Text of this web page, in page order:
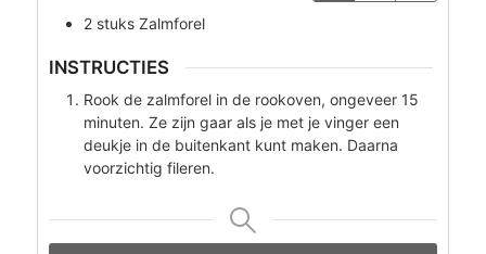
2 stuks Zalmforel
INSTRUCTIES
Rook de zalmforel in de rookoven, ongeveer 15
minuten. Ze zijn gaar als je met je vinger een
deukje in de buitenkant kunt maken. Daarna
voorzichtig fileren.